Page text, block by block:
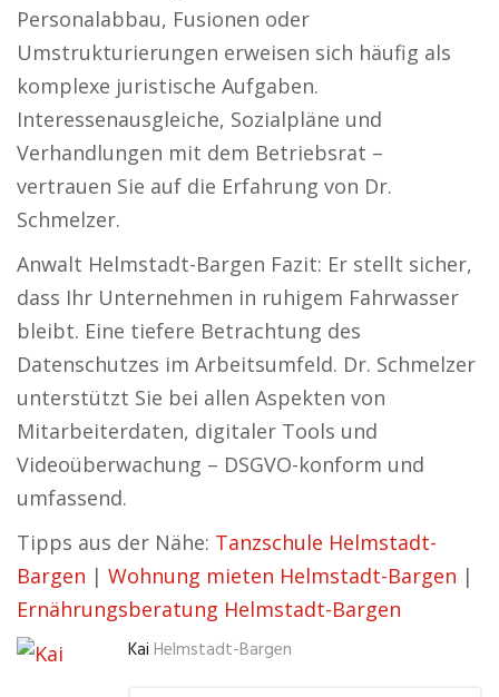
Personalabbau, Fusionen oder
Umstrukturierungen erweisen sich häufig als
komplexe juristische Aufgaben.
Interessenausgleiche, Sozialpläne und
Verhandlungen mit dem Betriebsrat –
vertrauen Sie auf die Erfahrung von Dr.
Schmelzer.
Anwalt Helmstadt-Bargen Fazit: Er stellt sicher,
dass Ihr Unternehmen in ruhigem Fahrwasser
bleibt. Eine tiefere Betrachtung des
Datenschutzes im Arbeitsumfeld. Dr. Schmelzer
unterstützt Sie bei allen Aspekten von
Mitarbeiterdaten, digitaler Tools und
Videoüberwachung – DSGVO-konform und
umfassend.
Tipps aus der Nähe: Tanzschule Helmstadt-
Bargen | Wohnung mieten Helmstadt-Bargen |
Ernährungsberatung Helmstadt-Bargen
Kai Helmstadt-Bargen